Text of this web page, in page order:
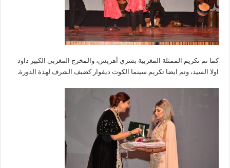
كما تم تكريم الممثلة المغربية بشري أهريش، والمخرج المغربي الكبير داود
اولا السيد، وتم ايضا تكريم سينما الكوت ديفوار كضيف الشرف لهذة الدورة.